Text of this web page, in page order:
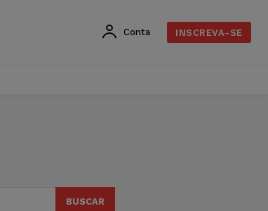
Conta INSCREVA-SE
BUSCAR